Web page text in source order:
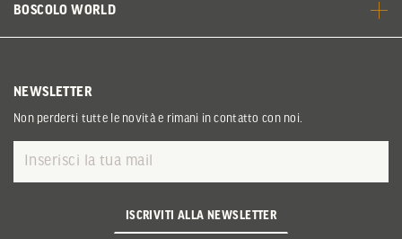
BOSCOLO WORLD
NEWSLETTER
Non perderti tutte le novità e rimani in contatto con noi.
ISCRIVITI ALLA NEWSLETTER